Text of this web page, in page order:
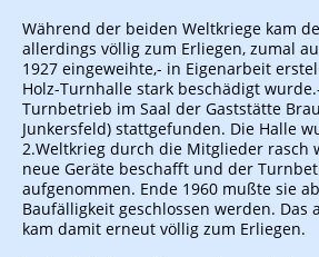
Während der beiden Weltkriege kam
allerdings völlig zum Erliegen, zumal
1927 eingeweihte,- in Eigenarbeit
Holz-Turnhalle stark beschädigt
Turnbetrieb im Saal der Gaststätte
Junkersfeld) stattgefunden. Die Halle
2.Weltkrieg durch die Mitglieder rasch
neue Geräte beschafft und der
aufgenommen. Ende 1960 mußte sie
Baufälligkeit geschlossen werden. Das
kam damit erneut völlig zum Erliegen.